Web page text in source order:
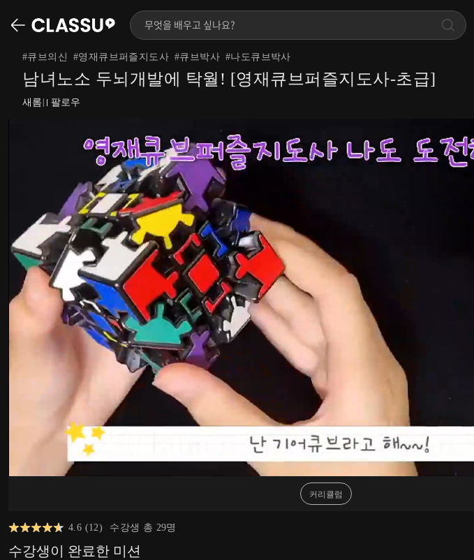
#큐브의신 #영재큐브퍼즐지도사 #큐브박사 #나도큐브박사
남녀노소 두뇌개발에 탁월! [영재큐브퍼즐지도사-초급]
새롬 팔로우
커리큘럼
4.6 (12) 수강생 총 29명
수강생이 완료한 미션